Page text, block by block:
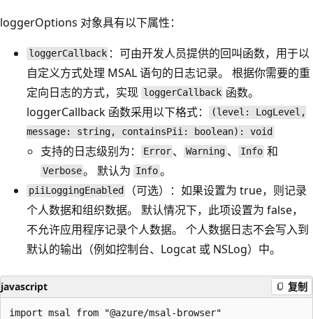
loggerOptions 对象具有以下属性：
loggerCallback ：可由开发人员提供的回叫函数，用于以
自定义方式处理 MSAL 语句的日志记录。 根据你需要的重
定向日志的方式，实现 loggerCallback 函数。
loggerCallback 函数采用以下格式：
(level: LogLevel,
message: string, containsPii: boolean): void
支持的日志级别为： Error 、 Warning 、 Info 和
Verbose。 默认为 Info。
piiLoggingEnabled
（可选）：如果设置为 true，则记录
个人数据和组织数据。 默认情况下，此项设置为 false，
不允许应用程序记录个人数据。 个人数据日志不会写入到
默认的输出（例如控制台、Logcat 或 NSLog）中。
javascript 复制
import msal from "@azure/msal-browser"